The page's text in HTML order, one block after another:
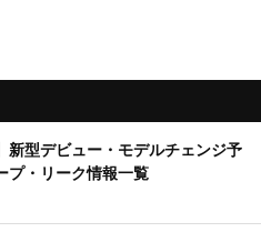
新型デビュー・モデルチェンジ予
プ・リーク情報一覧